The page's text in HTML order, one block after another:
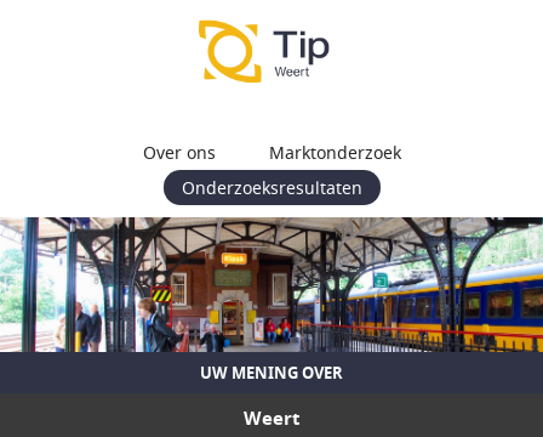
Over ons
Marktonderzoek
Onderzoeksresultaten
UW MENING OVER
Weert